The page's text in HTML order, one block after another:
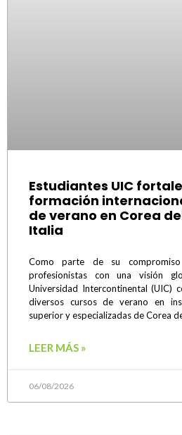
Estudiantes UIC
formación
de verano en Corea
Italia
Como parte de su
profesionistas con una visión
Universidad Intercontinental (UIC)
diversos cursos de verano en
superior y especializadas de Corea
LEER MÁS »
06/08/2026